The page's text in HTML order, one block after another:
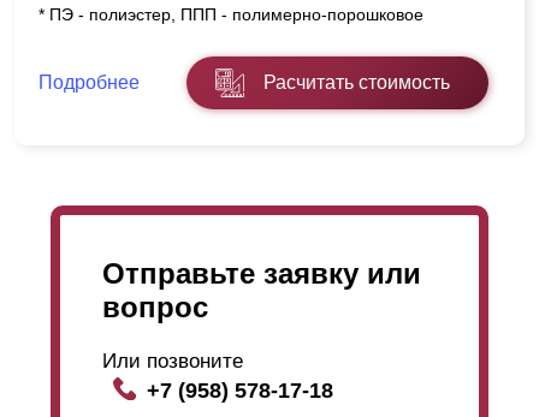
* ПЭ - полиэстер, ППП - полимерно-порошковое
Подробнее Расчитать стоимость
Отправьте заявку или
вопрос
Или позвоните
+7 (958) 578-17-18